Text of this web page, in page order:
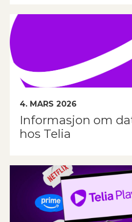
4. MARS 2026
Informasjon om
hos Telia